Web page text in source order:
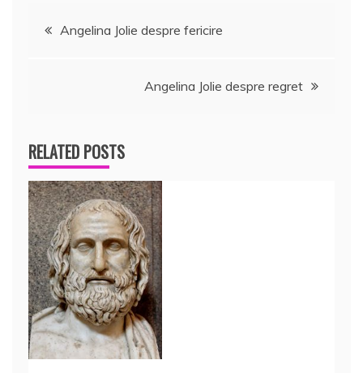
Navigare
Angelina Jolie despre fericire
Angelina Jolie despre regret
RELATED POSTS